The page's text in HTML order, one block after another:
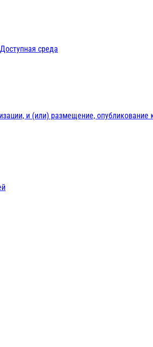
среда
и (или) размещение, опубликование